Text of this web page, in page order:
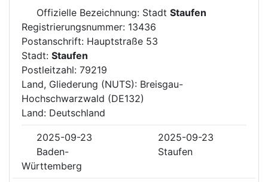
Offizielle Bezeichnung: Stadt Staufen
Registrierungsnummer: 13436
Postanschrift: Hauptstraße 53
Stadt: Staufen
Postleitzahl: 79219
Land, Gliederung (NUTS): Breisgau-
Hochschwarzwald (DE132)
Land: Deutschland
2025-09-23
2025-09-23
Baden-
Württemberg
Staufen